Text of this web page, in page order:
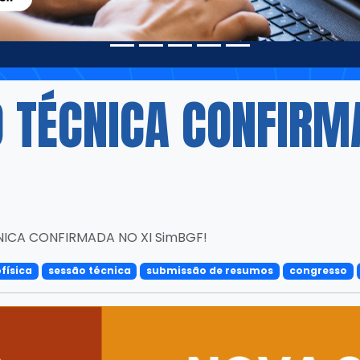
CONFIRMADA NO XI SimBGF!
sessão técnica submissão de resumos congresso